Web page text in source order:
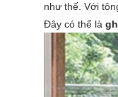
như thế. Với
Đây có thể là